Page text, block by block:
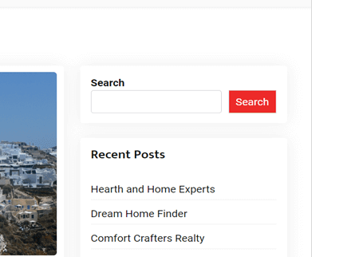
1.0.3
Installations actives
Version de WordPress
Version PHP
Page d’accueil du thème